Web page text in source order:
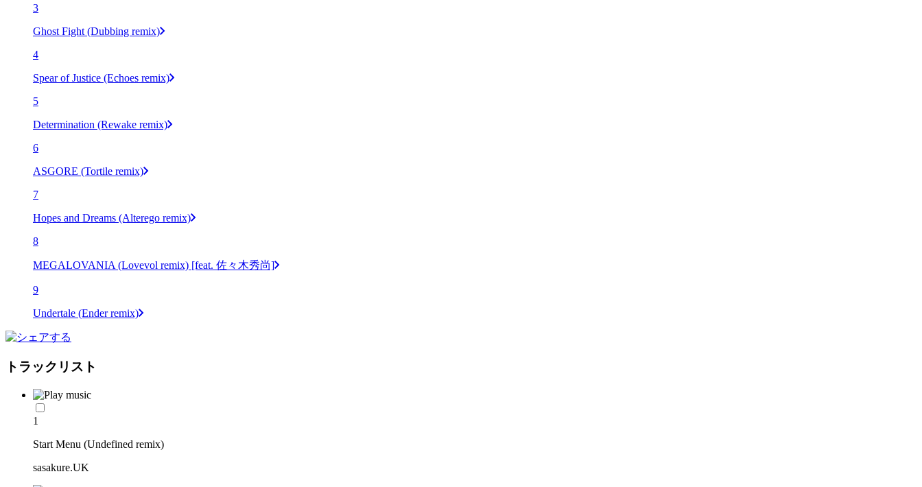
3
Ghost Fight (Dubbing remix)
4
Spear of Justice (Echoes remix)
5
Determination (Rewake remix)
6
ASGORE (Tortile remix)
7
Hopes and Dreams (Alterego remix)
8
MEGALOVANIA (Lovevol remix) [feat. 佐々木秀尚]
9
Undertale (Ender remix)
トラックリスト
1
Start Menu (Undefined remix)
sasakure.UK